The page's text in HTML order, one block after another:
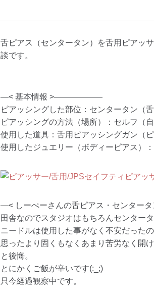
舌ピアス（センタータン）を舌用ピアッ
談です。
—< 基本情報 >——————
ピアッシングした部位：センタータン（舌
ピアッシングの方法（場所）：セルフ（
使用した道具：舌用ピアッシングガン（ピ
使用したジュエリー（ボディーピアス）
—< しーぺーさんの舌ピアス・センタ
田舎なのでスタジオはもちろんセンター
ニードルは使用した事がなく不安だった
思ったより固くもなくあまり苦労なく開
と後悔。
とにかくご飯が辛いです(:_;)
只今経過観察中です。